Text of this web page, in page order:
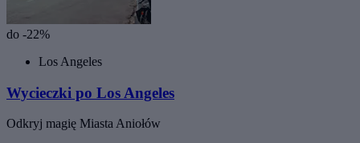
do -22%
Los Angeles
Wycieczki po Los Angeles
Odkryj magię Miasta Aniołów